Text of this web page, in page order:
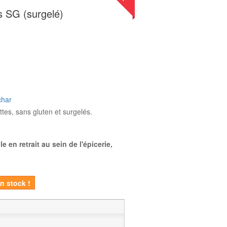
SG (surgelé)
sans gluten et surgelés.
en retrait au sein de l'épicerie,
stock !